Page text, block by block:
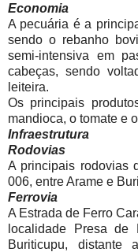
Economia
A pecuária é a
sendo o rebanho
semi-intensiva em
cabeças, sendo
leiteira.
Os principais
mandioca, o tomate e
Infraestrutura
Rodovias
A principais rodovias
006, entre Arame e
Ferrovia
A Estrada de Ferro
localidade Presa
Buriticupu, distante